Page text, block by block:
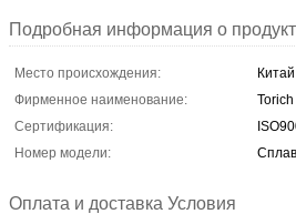
Подробная информация о
Место происхождения:
Китай
Фирменное наименование:
Torich
Сертификация:
Номер модели:
Оплата и доставка Условия